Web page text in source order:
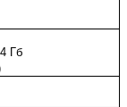
, 4 Гб